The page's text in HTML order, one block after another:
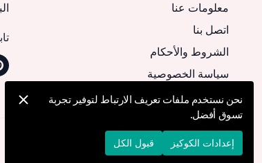
معلومات عنا
اتصل بنا
الشروط والأحكام
سياسة الخصوصية
© 2026 Devr-i Tesettür -
نحن نستخدم ملفات تعريف الارتباط لتوفير تجربة
تسوق أفضل.
إعدادات الكوكيز قبول الكل